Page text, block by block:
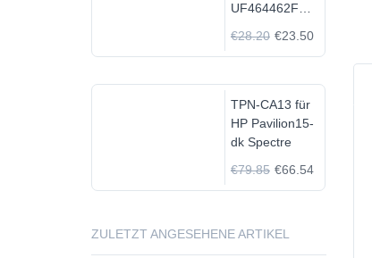
UF464462F
€28.20 €23.50
TPN-CA13 für
HP Pavilion15-
dk Spectre
€79.85 €66.54
ZULETZT ANGESEHENE ARTIKEL